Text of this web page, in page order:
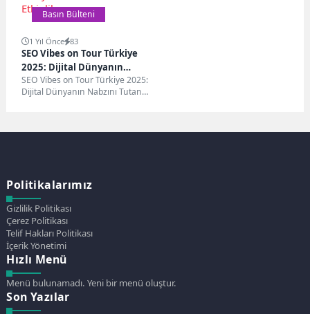
Basın Bülteni
1 Yıl Önce 83
SEO Vibes on Tour Türkiye
2025: Dijital Dünyanın
Nabzını Tutan Etkinlik
SEO Vibes on Tour Türkiye 2025:
Dijital Dünyanın Nabzını Tutan
Politikalarımız
Gizlilik Politikası
Çerez Politikası
Telif Hakları Politikası
İçerik Yönetimi
Hızlı Menü
Menü bulunamadı. Yeni bir menü oluştur.
Son Yazılar